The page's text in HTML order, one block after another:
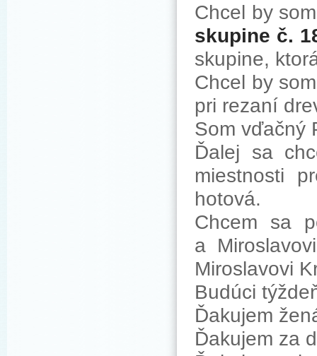
Chcel by
skupine č.
skupine,
Chcel by
pri rezaní
Som vďačný
Ďalej sa
miestnosti
hotová.
Chcem sa
a
Miroslavovi
Budúci
Ďakujem
Ďakujem za